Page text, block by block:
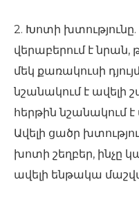
2. Խոտի
վերաբերում է
մեկ քառակուսի
նշանակում է ավելի
հերթին նշանակում է
Ավելի ցածր
խոտի շեղբեր, ինչը
ավելի ենթակա